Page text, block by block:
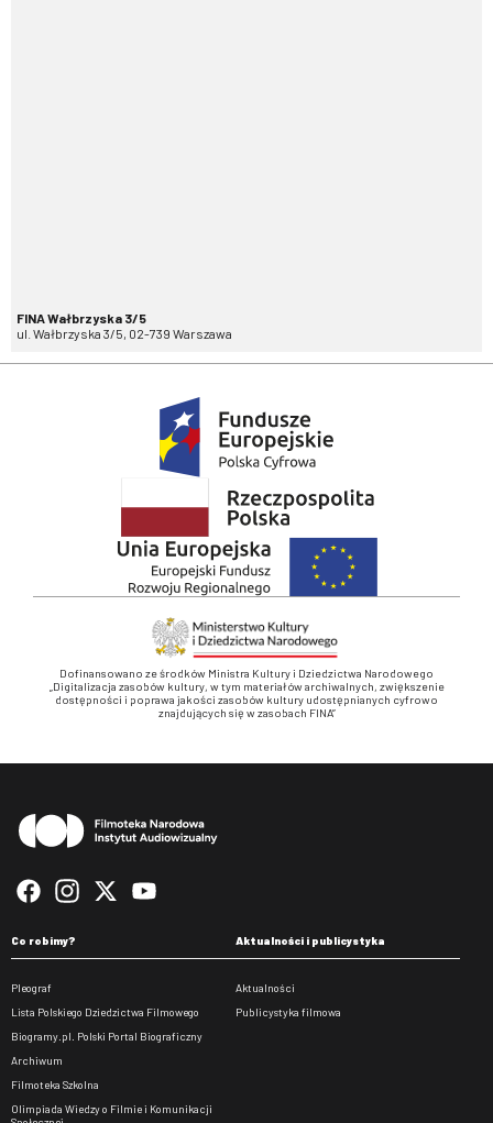
FINA Wałbrzyska 3/5
ul. Wałbrzyska 3/5, 02-739 Warszawa
Dofinansowano ze środków Ministra Kultury i Dziedzictwa Narodowego
„Digitalizacja zasobów kultury, w tym materiałów archiwalnych, zwiększenie
dostępności i poprawa jakości zasobów kultury udostępnianych cyfrowo
znajdujących się w zasobach FINA”
Co robimy?
Pleograf
Lista Polskiego Dziedzictwa Filmowego
Biogramy.pl. Polski Portal Biograficzny
Archiwum
Filmoteka Szkolna
Olimpiada Wiedzy o Filmie i Komunikacji
Aktualności i publicystyka
Aktualności
Publicystyka filmowa